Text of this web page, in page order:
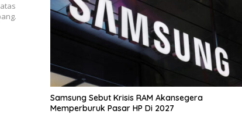
Samsung Sebut Krisis RAM Akansegera
Memperburuk Pasar HP Di 2027